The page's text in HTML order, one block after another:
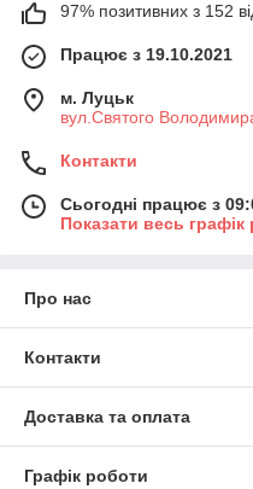
97% позитивних з 152
Працює з 19.10.2021
м. Луцьк
вул.Святого
Контакти
Сьогодні працює з
Показати весь графік
Про нас
Контакти
Доставка та оплата
Графік роботи